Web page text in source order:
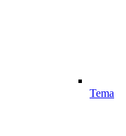
Tema